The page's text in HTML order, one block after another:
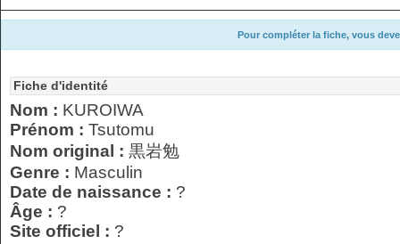
Pour compléter la fiche, vous
Fiche d'identité
Nom : KUROIWA
Prénom : Tsutomu
Nom original : 黒岩勉
Genre : Masculin
Date de naissance : ?
Âge : ?
Site officiel : ?